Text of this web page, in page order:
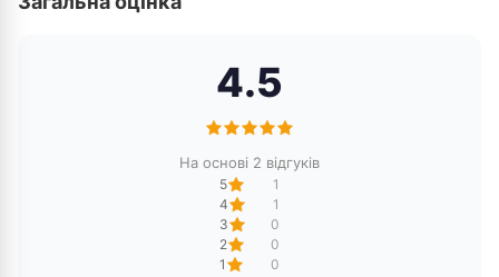
4.5
На основі 2 відгуків
5
1
4
1
3
0
2
0
1
0